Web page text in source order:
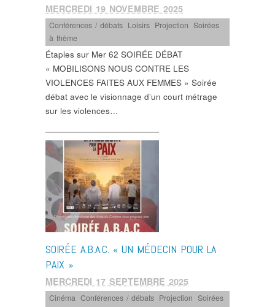
MERCREDI 19 NOVEMBRE 2025
Conférences / débats Loisirs Projection ,Soirées
à thème
Étaples sur Mer 62 SOIRÉE DÉBAT
« MOBILISONS NOUS CONTRE LES
VIOLENCES FAITES AUX FEMMES » Soirée
débat avec le visionnage d’un court métrage
sur les violences…
SOIRÉE A.B.A.C. « UN MÉDECIN POUR LA
PAIX »
MERCREDI 17 SEPTEMBRE 2025
Cinéma ,Conférences / débats Projection ,Soirées